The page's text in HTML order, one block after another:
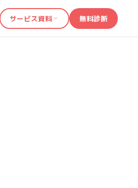
サービス資料 無料診断